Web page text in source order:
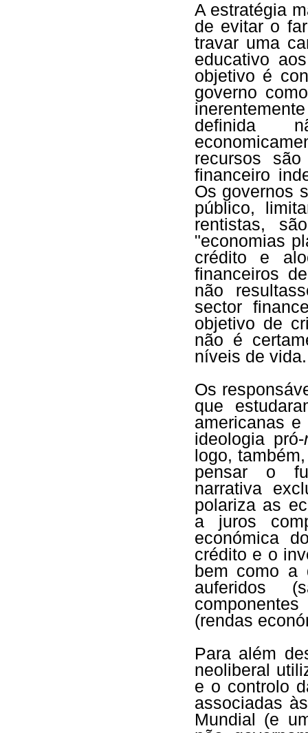
A estratégia
de evitar o
travar uma
educativo
objetivo é
governo
definida
recursos
financeiro
Os governos
público,
rentistas,
"economias
crédito e
financeiros
não
sector
objetivo de
não é
níveis de vida.
Os
que
americanas
ideologia pró-
logo,
pensar o
narrativa
polariza as
a juros
económica
crédito e o
bem como a
auferidos
(rendas
Para além
neoliberal
e o controlo
associadas
Mundial (e